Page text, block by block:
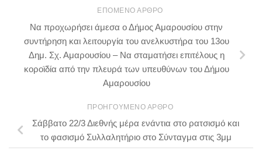
ΕΠΌΜΕΝΟ ΆΡΘΡΟ
Να προχωρήσει άμεσα ο Δήμος Αμαρουσίου στην
συντήρηση και λειτουργία του ανελκυστήρα του 13ου
Δημ. Σχ. Αμαρουσίου – Να σταματήσει επιτέλους η
κοροϊδία από την πλευρά των υπευθύνων του Δήμου
Αμαρουσίου
ΠΡΟΗΓΟΎΜΕΝΟ ΆΡΘΡΟ
Σάββατο 22/3 Διεθνής μέρα ενάντια στο ρατσισμό και
το φασισμό Συλλαλητήριο στο Σύνταγμα στις 3μμ